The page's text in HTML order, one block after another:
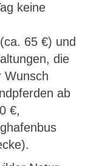
keine
65 €) und
die
Wunsch
ab
€,